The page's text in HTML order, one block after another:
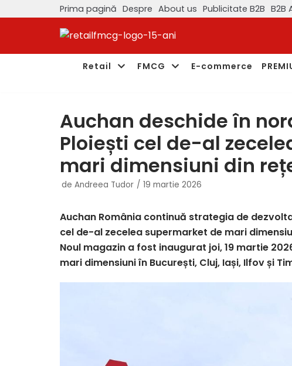
Prima pagină Despre About us Publicitate B2B B2B
Retail FMCG E-commerce
Auchan deschide în
Ploiești cel de-al
mari dimensiuni din
de Andreea Tudor 19 martie 2026
Auchan România continuă strategia de
cel de-al zecelea supermarket de mari
Noul magazin a fost inaugurat joi, 19 martie
mari dimensiuni în București, Cluj, Iași, Ilfov și